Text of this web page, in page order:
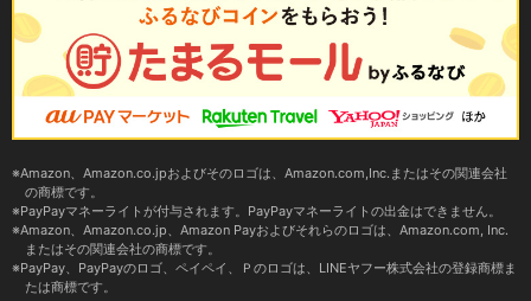
Amazon、Amazon.co.jpおよびそのロゴは、Amazon.com,Inc.またはその関連会社
の商標です。
PayPayマネーライトが付与されます。PayPayマネーライトの出金はできません。
Amazon、Amazon.co.jp、Amazon Payおよびそれらのロゴは、Amazon.com, Inc.
またはその関連会社の商標です。
PayPay、PayPayのロゴ、ペイペイ、Ｐのロゴは、LINEヤフー株式会社の登録商標ま
たは商標です。